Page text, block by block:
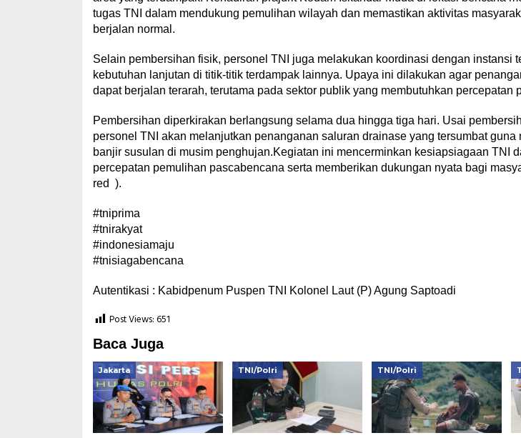
tugas TNI dalam mendukung pemulihan wilayah dan memastikan aktivitas
berjalan normal.
Selain pembersihan fisik, personel TNI juga melakukan koordinasi dengan instansi
kebutuhan lanjutan di titik-titik terdampak lainnya. Upaya ini dilakukan agar
dapat berjalan terarah, terutama pada sektor publik yang membutuhkan percepatan
Pembersihan diperkirakan berlangsung selama dua hingga tiga hari. Usai
personel TNI akan melanjutkan penanganan saluran drainase yang tersumbat guna
banjir susulan di musim penghujan.Kegiatan ini mencerminkan kesiapsiagaan TNI
percepatan pemulihan pascabencana serta memberikan dukungan nyata bagi
red ).
#tniprima
#tnirakyat
#indonesiamaju
#tnisiagabencana
Autentikasi : Kabidpenum Puspen TNI Kolonel Laut (P) Agung Saptoadi
Post Views:651
Baca Juga
Jakarta TNI/Polri TNI/Polri